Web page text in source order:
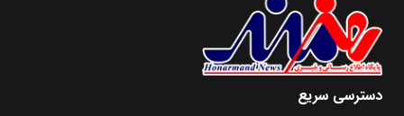
دسترسی سریع